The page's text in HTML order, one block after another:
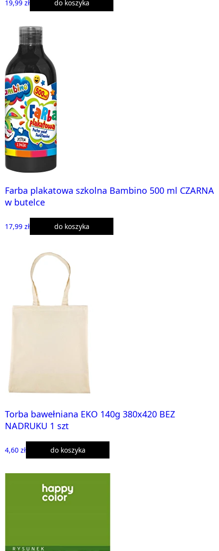
19,99 zł do koszyka
Farba plakatowa szkolna Bambino 500 ml CZARNA
w butelce
17,99 zł do koszyka
Torba bawełniana EKO 140g 380x420 BEZ
NADRUKU 1 szt
4,60 zł do koszyka